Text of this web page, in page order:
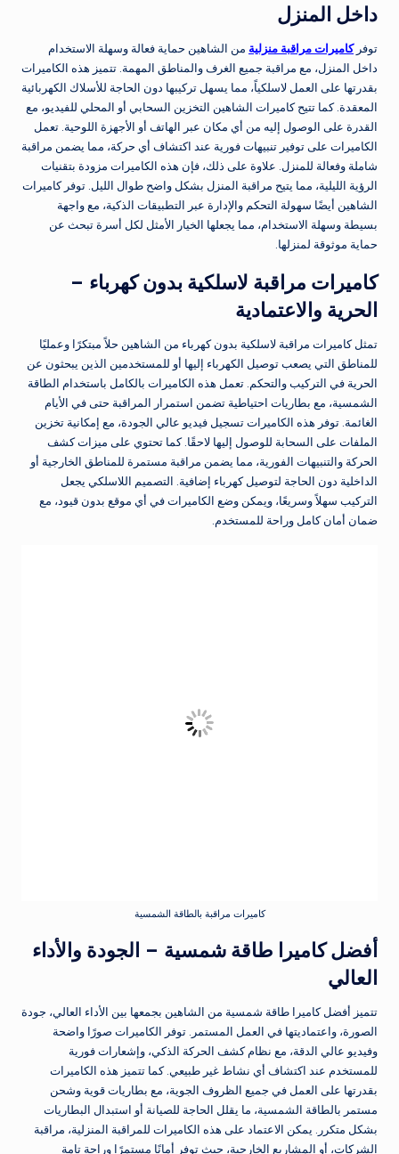
داخل المنزل
توفركاميرات مراقبة منزلية من الشاهين حماية فعالة وسهلة الاستخدام
داخل المنزل، مع مراقبة جميع الغرف والمناطق المهمة. تتميز هذه الكاميرات
بقدرتها على العمل لاسلكياً، مما يسهل تركيبها دون الحاجة للأسلاك الكهربائية
المعقدة. كما تتيح كاميرات الشاهين التخزين السحابي أو المحلي للفيديو، مع
القدرة على الوصول إليه من أي مكان عبر الهاتف أو الأجهزة اللوحية. تعمل
الكاميرات على توفير تنبيهات فورية عند اكتشاف أي حركة، مما يضمن مراقبة
شاملة وفعالة للمنزل. علاوة على ذلك، فإن هذه الكاميرات مزودة بتقنيات
الرؤية الليلية، مما يتيح مراقبة المنزل بشكل واضح طوال الليل. توفر كاميرات
الشاهين أيضًا سهولة التحكم والإدارة عبر التطبيقات الذكية، مع واجهة
بسيطة وسهلة الاستخدام، مما يجعلها الخيار الأمثل لكل أسرة تبحث عن
حماية موثوقة لمنزلها.
كاميرات مراقبة لاسلكية بدون كهرباء –
الحرية والاعتمادية
تمثل كاميرات مراقبة لاسلكية بدون كهرباء من الشاهين حلاً مبتكرًا وعمليًا
للمناطق التي يصعب توصيل الكهرباء إليها أو للمستخدمين الذين يبحثون عن
الحرية في التركيب والتحكم. تعمل هذه الكاميرات بالكامل باستخدام الطاقة
الشمسية، مع بطاريات احتياطية تضمن استمرار المراقبة حتى في الأيام
الغائمة. توفر هذه الكاميرات تسجيل فيديو عالي الجودة، مع إمكانية تخزين
الملفات على السحابة للوصول إليها لاحقًا. كما تحتوي على ميزات كشف
الحركة والتنبيهات الفورية، مما يضمن مراقبة مستمرة للمناطق الخارجية أو
الداخلية دون الحاجة لتوصيل كهرباء إضافية. التصميم اللاسلكي يجعل
التركيب سهلاً وسريعًا، ويمكن وضع الكاميرات في أي موقع بدون قيود، مع
ضمان أمان كامل وراحة للمستخدم.
كاميرات مراقبة بالطاقة الشمسية
أفضل كاميرا طاقة شمسية – الجودة والأداء
العالي
تتميز أفضلكاميرا طاقة شمسية من الشاهين بجمعها بين الأداء العالي، جودة
الصورة، واعتماديتها في العمل المستمر. توفر الكاميرات صورًا واضحة
وفيديو عالي الدقة، مع نظام كشف الحركة الذكي، وإشعارات فورية
للمستخدم عند اكتشاف أي نشاط غير طبيعي. كما تتميز هذه الكاميرات
بقدرتها على العمل في جميع الظروف الجوية، مع بطاريات قوية وشحن
مستمر بالطاقة الشمسية، ما يقلل الحاجة للصيانة أو استبدال البطاريات
بشكل متكرر. يمكن الاعتماد على هذه الكاميرات للمراقبة المنزلية، مراقبة
الشركات، أو المشاريع الخارجية، حيث توفر أمانًا مستمرًا وراحة تامة